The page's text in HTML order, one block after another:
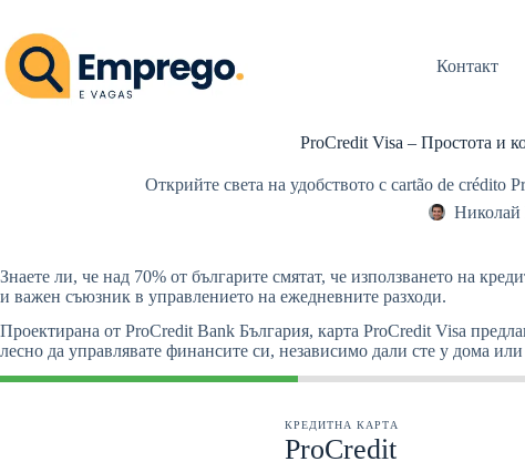
content
Контакт
ProCredit Visa – Простота и
Открийте света на удобството с cartão de crédito
Николай
Знаете ли, че над 70% от българите смятат, че използването на
и важен съюзник в управлението на ежедневните разходи.
Проектирана от ProCredit Bank България, карта ProCredit Visa
лесно да управлявате финансите си, независимо дали сте у дома
КРЕДИТНА КАРТА
ProCredit